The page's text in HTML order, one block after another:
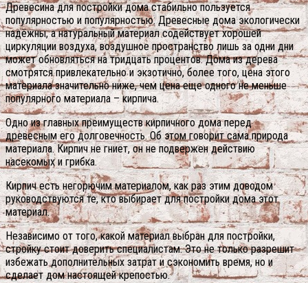
Древесина для постройки дома стабильно пользуется
популярностью и популярностью. Древесные дома экологически
надёжны, а натуральный материал содействует хорошей
циркуляции воздуха, воздушное пространство лишь за одни дни
может обновляться на тридцать процентов. Дома из дерева
смотрятся привлекательно и экзотично, более того, цена этого
материала значительно ниже, чем цена еще одного не меньше
популярного материала – кирпича.
Одно из главных преимуществ кирпичного дома перед
древесным его долговечность. Об этом говорит сама природа
материала. Кирпич не гниет, он не подвержен действию
насекомых и грибка.
Кирпич есть негорючим материалом, как раз этим доводом
руководствуются те, кто выбирает для постройки дома этот
материал.
Независимо от того, какой материал выбран для постройки,
стройку стоит доверить специалистам. Это не только разрешит
избежать дополнительных затрат и сэкономить время, но и
сделает дом настоящей крепостью.